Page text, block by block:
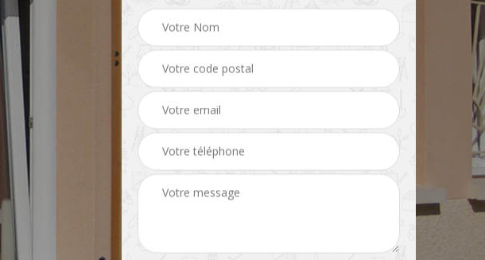
Peinture dessous de Hydrofuge toiture 56 Traitement anti